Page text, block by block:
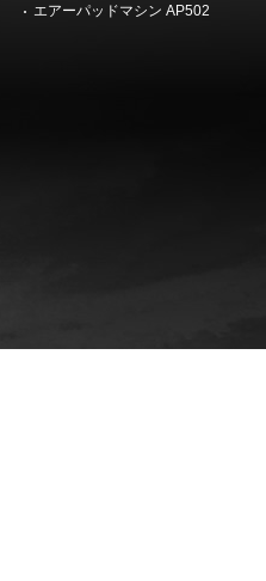
エアーパッドマシン AP502